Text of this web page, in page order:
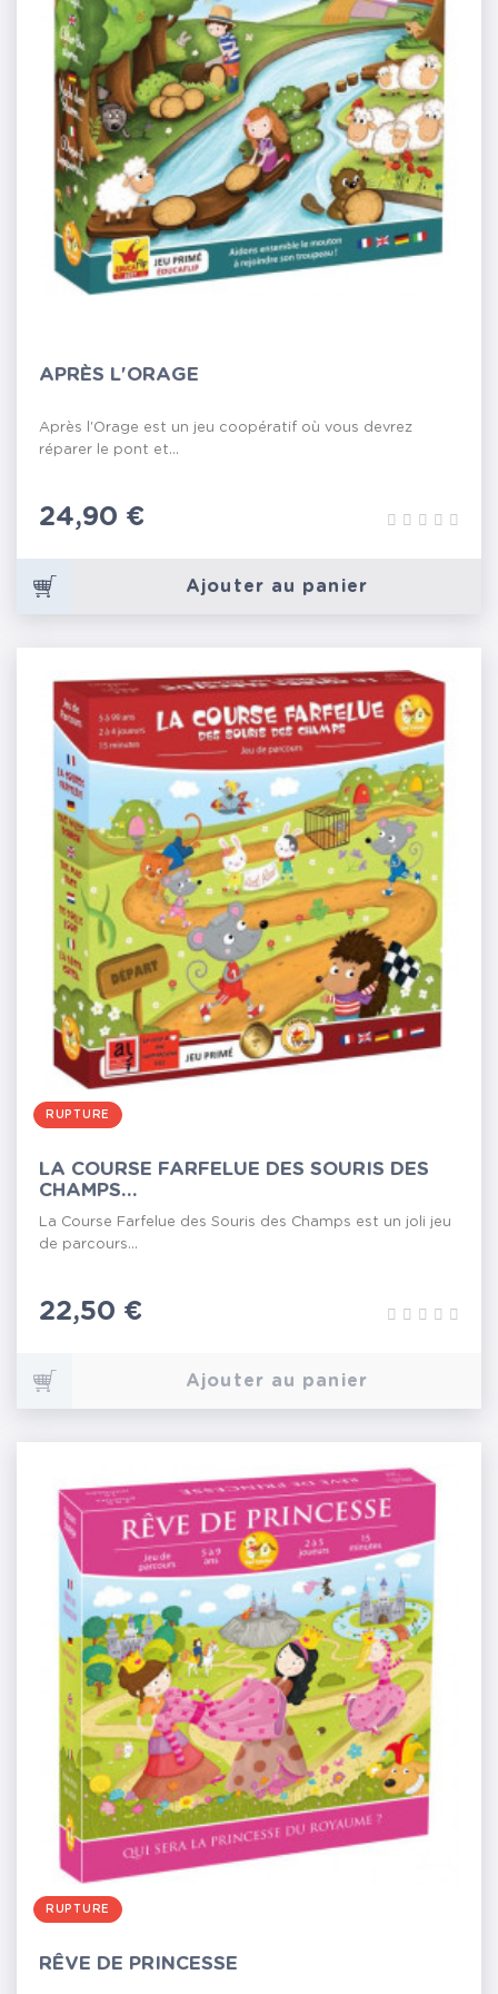
APRÈS L'ORAGE
Après l'Orage est un jeu coopératif où vous devrez
réparer le pont et...
Prix
24,90 €
Ajouter au panier
RUPTURE
LA COURSE FARFELUE DES SOURIS DES
CHAMPS...
La Course Farfelue des Souris des Champs est un joli jeu
de parcours...
Prix
22,50 €
Ajouter au panier
RUPTURE
RÊVE DE PRINCESSE